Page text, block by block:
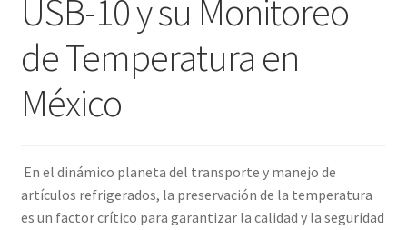
Página de ejemplo
Tienda
USB-10 y su Monitoreo
de Temperatura en
México
En el dinámico planeta del transporte y manejo de
artículos refrigerados, la preservación de la temperatura
es un factor crítico para garantizar la calidad y la seguridad